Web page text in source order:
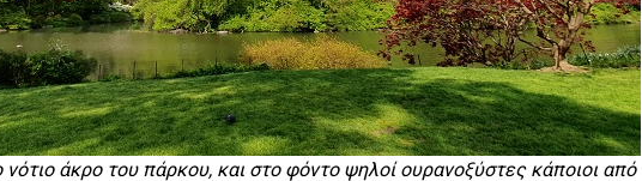
άκρο του πάρκου, και στο φόντο ψηλοί ουρανοξύστες κάποιοι από